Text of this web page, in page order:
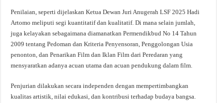
Penilaian, seperti dijelaskan Ketua Dewan Juri Anugerah LSF 2025 Hadi
Artomo meliputi segi kuantitatif dan kualitatif. Di mana selain jumlah,
juga kelayakan sebagaimana diamanatkan Permendikbud No 14 Tahun
2009 tentang Pedoman dan Kriteria Penyensoran, Penggolongan Usia
penonton, dan Penarikan Film dan Iklan Film dari Peredaran yang
mensyaratkan adanya acuan utama dan acuan pendukung dalam film.
Penjurian dilakukan secara independen dengan mempertimbangkan
kualitas artistik, nilai edukasi, dan kontribusi terhadap budaya bangsa.